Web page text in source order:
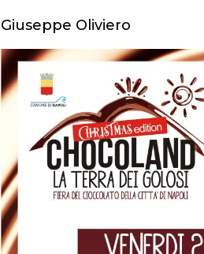
Giuseppe Oliviero